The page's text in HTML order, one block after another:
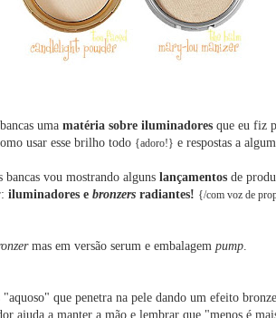
uma matéria sobre iluminadores que eu fiz
usar esse brilho todo {adoro!} e respostas a
bancas vou mostrando alguns lançamentos de
iluminadores e bronzers radiantes! {/com voz de
mas em versão serum e embalagem pump.
que penetra na pele dando um efeito
ajuda a manter a mão e lembrar que "menos é